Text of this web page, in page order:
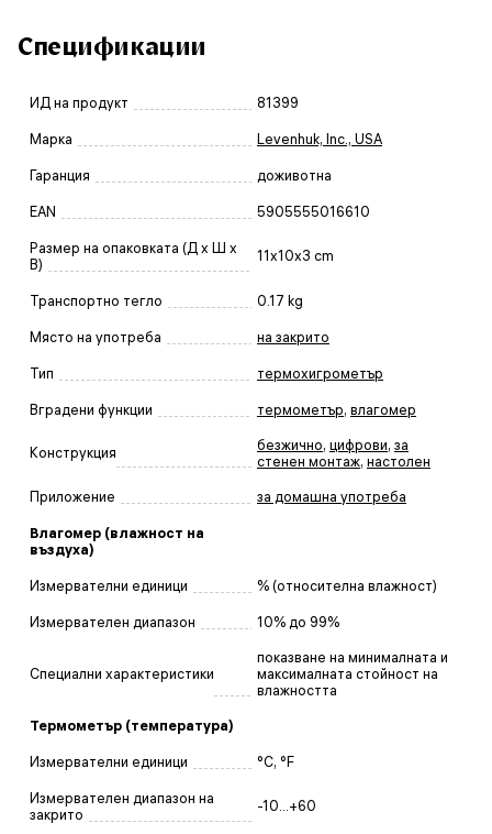
Спецификации
ИД на продукт 81399
Марка Levenhuk, Inc., USA
Гаранция доживотна
EAN 5905555016610
Размер на опаковката (Д x Ш x
В)
11x10x3 cm
Транспортно тегло 0.17 kg
Място на употреба на закрито
Тип термохигрометър
Вградени функции термометър, влагомер
Конструкция безжично, цифрови, за
стенен монтаж, настолен
Приложение за домашна употреба
Влагомер (влажност на
въздуха)
Измервателни единици % (относителна влажност)
Измервателен диапазон 10% до 99%
Специални характеристики
показване на минималната и
максималната стойност на
влажността
Термометър (температура)
Измервателни единици °C, °F
Измервателен диапазон на
закрито
-10...+60